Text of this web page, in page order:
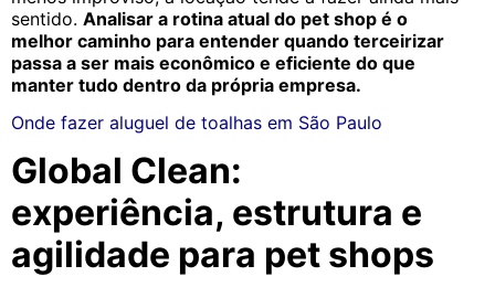
sentido. Analisar a rotina atual do pet shop é o
melhor caminho para entender quando terceirizar
passa a ser mais econômico e eficiente do que
manter tudo dentro da própria empresa.
Onde fazer aluguel de toalhas em São Paulo
Global Clean:
experiência, estrutura e
agilidade para pet shops